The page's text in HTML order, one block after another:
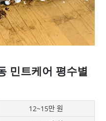
민트케어 평수별
12~15만 원